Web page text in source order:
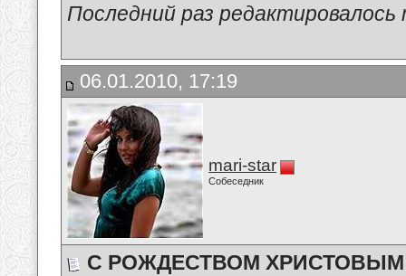
Последний раз
06.01.2010, 17:19
mari-star
Собеседник
С РОЖДЕСТВОМ